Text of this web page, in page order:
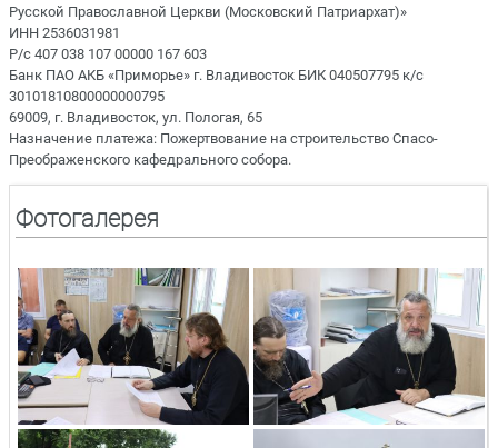
Русской Православной Церкви (Московский Патриархат)»
ИНН 2536031981
Р/с 407 038 107 00000 167 603
Банк ПАО АКБ «Приморье» г. Владивосток БИК 040507795 к/с
30101810800000000795
69009, г. Владивосток, ул. Пологая, 65
Назначение платежа: Пожертвование на строительство Спасо-
Преображенского кафедрального собора.
Фотогалерея